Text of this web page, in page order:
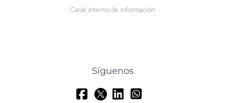
Canal interno de información
Síguenos